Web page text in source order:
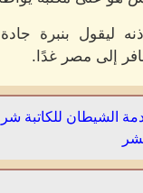
ليقول بنبرة
إلى مصر غدًا.
الشيطان